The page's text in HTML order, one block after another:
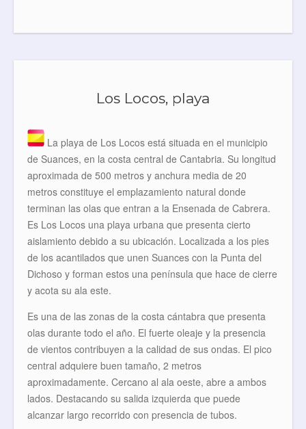
Los Locos, playa
La playa de Los Locos está situada en el municipio
de Suances, en la costa central de Cantabria. Su longitud
aproximada de 500 metros y anchura media de 20
metros constituye el emplazamiento natural donde
terminan las olas que entran a la Ensenada de Cabrera.
Es Los Locos una playa urbana que presenta cierto
aislamiento debido a su ubicación. Localizada a los pies
de los acantilados que unen Suances con la Punta del
Dichoso y forman estos una península que hace de cierre
y acota su ala este.
Es una de las zonas de la costa cántabra que presenta
olas durante todo el año. El fuerte oleaje y la presencia
de vientos contribuyen a la calidad de sus ondas. El pico
central adquiere buen tamaño, 2 metros
aproximadamente. Cercano al ala oeste, abre a ambos
lados. Destacando su salida izquierda que puede
alcanzar largo recorrido con presencia de tubos.